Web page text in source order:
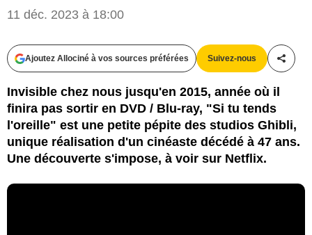
11 déc. 2023 à 18:00
Ajoutez Allociné à vos sources préférées Suivez-nous
Invisible chez nous jusqu'en 2015, année où il
finira pas sortir en DVD / Blu-ray, "Si tu tends
l'oreille" est une petite pépite des studios Ghibli,
unique réalisation d'un cinéaste décédé à 47 ans.
Une découverte s'impose, à voir sur Netflix.